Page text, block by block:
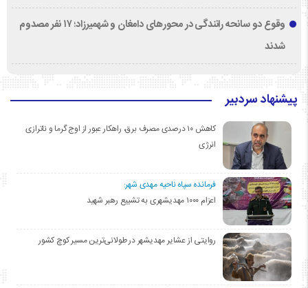
وقوع دو سانحه رانندگی در محورهای دامغان و شهمیرزاد؛ ۱۷ نفر مصدوم
شدند
پیشنهاد سردبیر
کاهش ۱۰ درصدی مصرف برق، راهکار عبور از اوج گرما و ناترازی
انرژی
فرمانده سپاه ناحیه مهدی شهر:
اعزام ۱۰۰۰ مهدیشهری به تشییع رهبر شهید
روایتی از عشایر مهدیشهر در طولانی‌ترین مسیر کوچ کشور